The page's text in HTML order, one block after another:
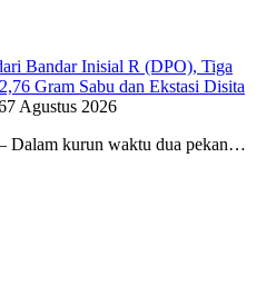
Bandar Inisial R (DPO), Tiga
Gram Sabu dan Ekstasi Disita
7 Agustus 2026
Dalam kurun waktu dua pekan…